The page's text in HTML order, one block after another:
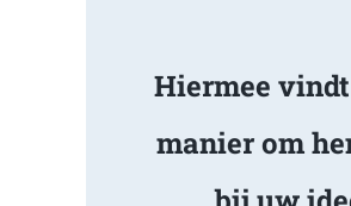
Hiermee
manier om